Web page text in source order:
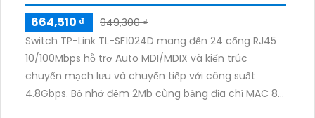
664,510 ₫
949,300 ₫
Switch TP-Link TL-SF1024D mang đến 24 cổng RJ45
10/100Mbps hỗ trợ Auto MDI/MDIX và kiến trúc
chuyển mạch lưu và chuyển tiếp với công suất
4.8Gbps. Bộ nhớ đệm 2Mb cùng bảng địa chỉ MAC 8K